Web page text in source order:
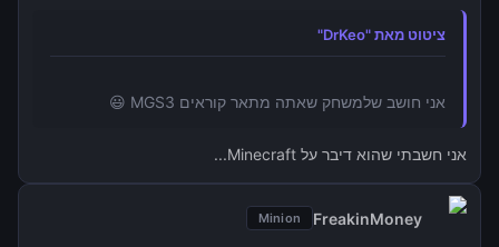
ציטוט מאת "DrKeo"
אני חושב שלמשחק שאתה מתאר קוראים MGS3 😃
אני חשבתי שהוא דיבר על Minecraft...
FreakinMoney
Minion